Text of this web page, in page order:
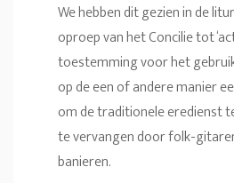
We hebben dit gezien in de
oproep van het Concilie tot
toestemming voor het
op de een of andere manier
om de traditionele eredienst
te vervangen door folk-
banieren.